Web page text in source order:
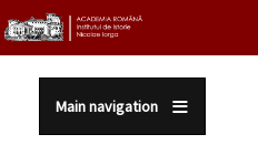
Sari la conținutul principal
Main navigation